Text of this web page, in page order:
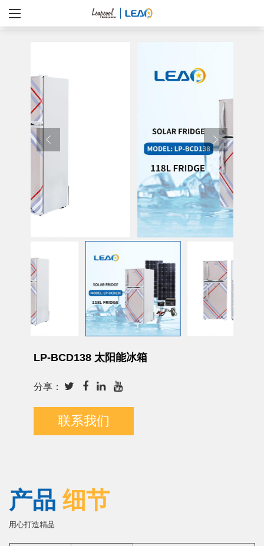
LP-BCD138 太阳能冰箱
分享：
联系我们
产品 细节
用心打造精品